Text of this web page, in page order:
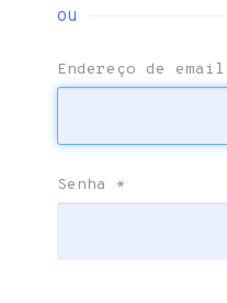
ou
Endereço de email
Senha *